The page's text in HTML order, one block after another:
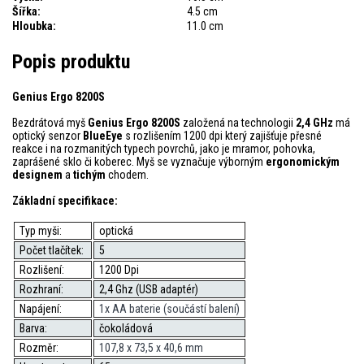
Šířka:
4.5 cm
Hloubka:
11.0 cm
Popis produktu
Genius Ergo 8200S
Bezdrátová myš Genius Ergo 8200S založená na technologii 2,4 GHz má
optický senzor BlueEye s rozlišením 1200 dpi který zajišťuje přesné
reakce i na rozmanitých typech povrchů, jako je mramor, pohovka,
zaprášené sklo či koberec. Myš se vyznačuje výborným ergonomickým
designem a tichým chodem.
Základní specifikace:
Typ myši:
optická
Počet tlačítek:
5
Rozlišení:
1200 Dpi
Rozhraní:
2,4 Ghz (USB adaptér)
Napájení:
1x AA baterie (součástí balení)
Barva:
čokoládová
Rozměr:
107,8 x 73,5 x 40,6 mm